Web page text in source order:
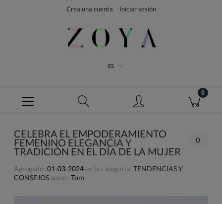
Crea una cuenta Iniciar sesión
ES
CELEBRA EL EMPODERAMIENTO
FEMENINO ELEGANCIA Y
TRADICIÓN EN EL DÍA DE LA MUJER
0
Agregado: 01-03-2024 en la categoría: TENDENCIAS Y
CONSEJOS autor: Tom